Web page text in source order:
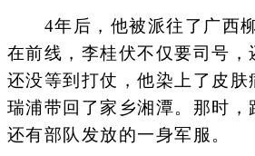
4年后，他被派往了广西柳
在前线，李桂伏不仅要司号，
还没等到打仗，他染上了皮肤
瑞浦带回了家乡湘潭。那时，
还有部队发放的一身军服。